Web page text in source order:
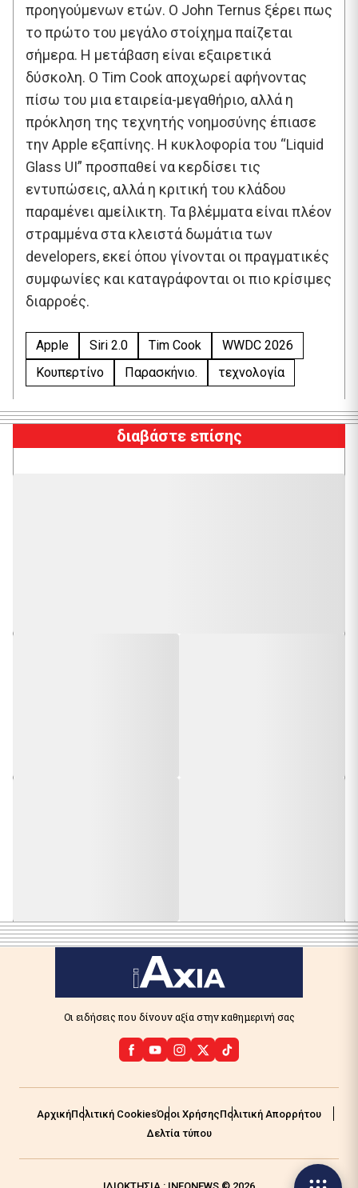
προηγούμενων ετών. Ο John Ternus ξέρει πως
το πρώτο του μεγάλο στοίχημα παίζεται
σήμερα. Η μετάβαση είναι εξαιρετικά
δύσκολη. Ο Tim Cook αποχωρεί αφήνοντας
πίσω του μια εταιρεία-μεγαθήριο, αλλά η
πρόκληση της τεχνητής νοημοσύνης έπιασε
την Apple εξαπίνης. Η κυκλοφορία του “Liquid
Glass UI” προσπαθεί να κερδίσει τις
εντυπώσεις, αλλά η κριτική του κλάδου
παραμένει αμείλικτη. Τα βλέμματα είναι πλέον
στραμμένα στα κλειστά δωμάτια των
developers, εκεί όπου γίνονται οι πραγματικές
συμφωνίες και καταγράφονται οι πιο κρίσιμες
διαρροές.
Apple Siri 2.0 Tim Cook
WWDC 2026
Κουπερτίνο
Παρασκήνιο. τεχνολογία
διαβάστε επίσης
Οι ειδήσεις που δίνουν αξία στην καθημερινή σας
ΑρχικήΠολιτική CookiesΌροι ΧρήσηςΠολιτική Απορρήτου
Δελτία τύπου